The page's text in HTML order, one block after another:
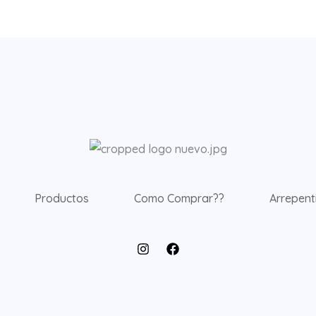
Productos Como Comprar??